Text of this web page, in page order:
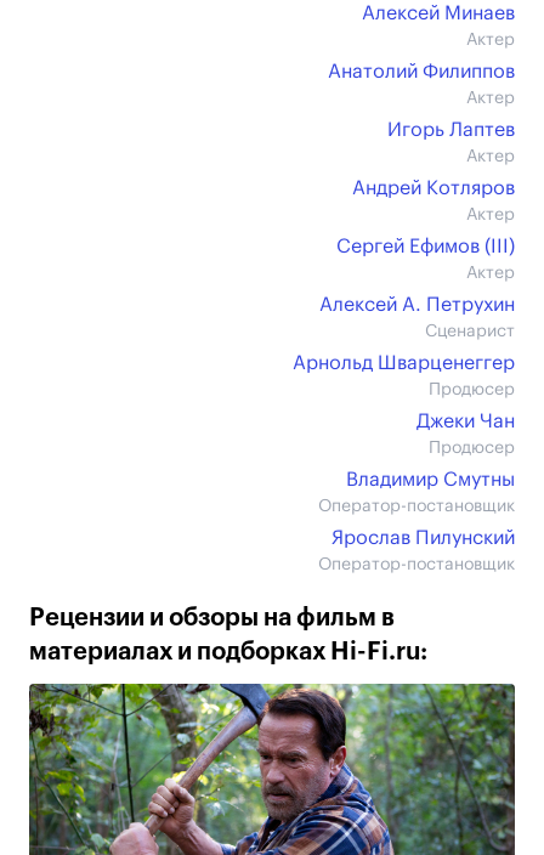
Алексей Минаев
Актер
Анатолий Филиппов
Актер
Игорь Лаптев
Актер
Андрей Котляров
Актер
Сергей Ефимов (III)
Актер
Алексей А. Петрухин
Сценарист
Арнольд Шварценеггер
Продюсер
Джеки Чан
Продюсер
Владимир Смутны
Оператор-постановщик
Ярослав Пилунский
Оператор-постановщик
Рецензии и обзоры на фильм в
материалах и подборках Hi-Fi.ru: